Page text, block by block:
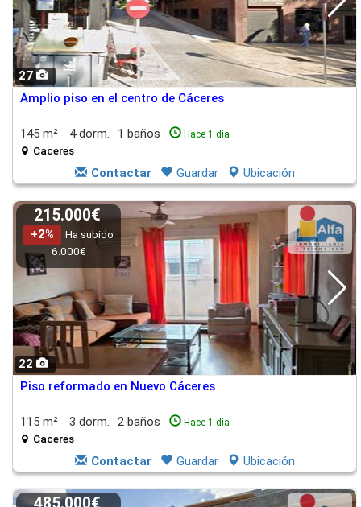
27
Amplio piso en el centro de Cáceres
145 m² 4 dorm. 1 baños Hace 1 día
Caceres
Contactar Guardar Ubicación
22
215.000€
+2%
Ha subido
6.000€
Piso reformado en Nuevo Cáceres
115 m² 3 dorm. 2 baños Hace 1 día
Caceres
Contactar Guardar Ubicación